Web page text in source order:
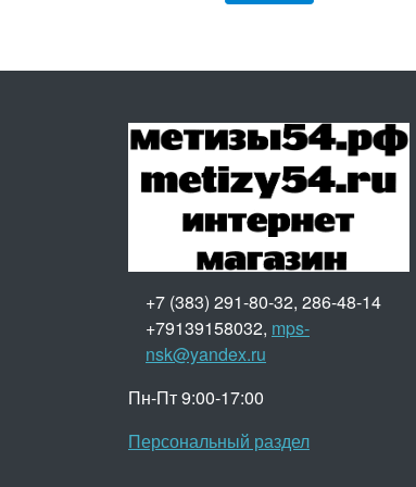
+7 (383) 291-80-32, 286-48-14
+79139158032, mps-
nsk@yandex.ru
Пн-Пт 9:00-17:00
Персональный раздел